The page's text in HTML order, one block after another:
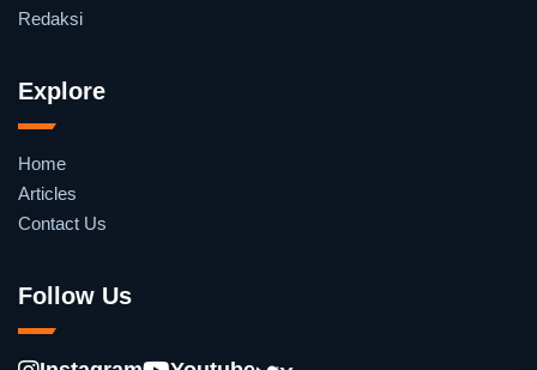
Redaksi
Explore
Home
Articles
Contact Us
Follow Us